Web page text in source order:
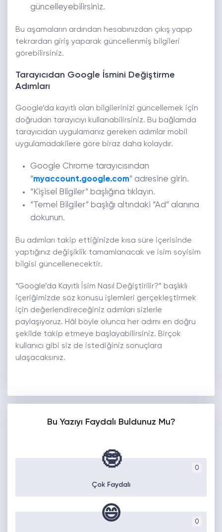
güncelleyebilirsiniz.
Bu aşamaların ardından hesabınızdan çıkış yapıp
tekrardan giriş yaparak güncellenmiş bilgileri
görebilirsiniz.
Tarayıcıdan Google İsmini Değiştirme
Adımları
Google’da kayıtlı olan bilgilerinizi güncellemek için
doğrudan tarayıcıyı kullanabilirsiniz. Bu bağlamda
tarayıcıdan uygulamanız gereken adımlar mobil
uygulamadakilere göre biraz daha kolaydır.
Google Chrome tarayıcısından
“myaccount.google.com” adresine girin.
“Kişisel Bilgiler” başlığına tıklayın.
“Temel Bilgiler” başlığı altındaki “Ad” alanına
dokunun.
Bu adımları takip ettiğinizde kısa süre içerisinde
yaptığınız değişiklik tamamlanacak ve isim soyisim
bilgisi güncellenecektir.
“Google’da Kayıtlı İsim Nasıl Değiştirilir?” başlıklı
içeriğimizde söz konusu işlemleri gerçekleştirmek
için değerlendireceğiniz adımları sizlerle
paylaşıyoruz. Hâl böyle olunca her adımı en doğru
şekilde takip etmeye başlayabilirsiniz. Birçok
kullanıcı gibi siz de istediğiniz sonuçlara
ulaşacaksınız.
Bu Yazıyı Faydalı Buldunuz Mu?
0
🤓
Çok Faydalı
0
😄